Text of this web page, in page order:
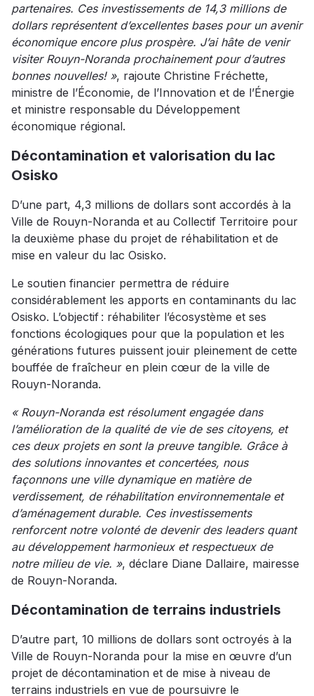
partenaires. Ces investissements de 14,3 millions de
dollars représentent d’excellentes bases pour un avenir
économique encore plus prospère. J’ai hâte de venir
visiter Rouyn-Noranda prochainement pour d’autres
bonnes nouvelles! », rajoute Christine Fréchette,
ministre de l’Économie, de l’Innovation et de l’Énergie
et ministre responsable du Développement
économique régional.
Décontamination et valorisation du lac
Osisko
D’une part, 4,3 millions de dollars sont accordés à la
Ville de Rouyn-Noranda et au Collectif Territoire pour
la deuxième phase du projet de réhabilitation et de
mise en valeur du lac Osisko.
Le soutien financier permettra de réduire
considérablement les apports en contaminants du lac
Osisko. L’objectif : réhabiliter l’écosystème et ses
fonctions écologiques pour que la population et les
générations futures puissent jouir pleinement de cette
bouffée de fraîcheur en plein cœur de la ville de
Rouyn-Noranda.
« Rouyn-Noranda est résolument engagée dans
l’amélioration de la qualité de vie de ses citoyens, et
ces deux projets en sont la preuve tangible. Grâce à
des solutions innovantes et concertées, nous
façonnons une ville dynamique en matière de
verdissement, de réhabilitation environnementale et
d’aménagement durable. Ces investissements
renforcent notre volonté de devenir des leaders quant
au développement harmonieux et respectueux de
notre milieu de vie. », déclare Diane Dallaire, mairesse
de Rouyn-Noranda.
Décontamination de terrains industriels
D’autre part, 10 millions de dollars sont octroyés à la
Ville de Rouyn-Noranda pour la mise en œuvre d’un
projet de décontamination et de mise à niveau de
terrains industriels en vue de poursuivre le